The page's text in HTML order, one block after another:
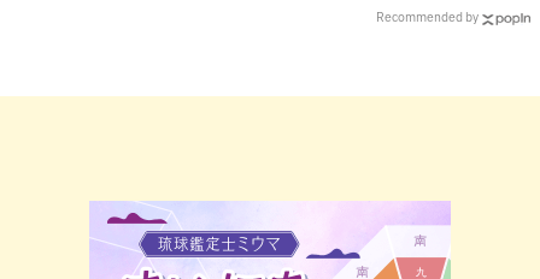
ズが当たる12日間
Recommended by